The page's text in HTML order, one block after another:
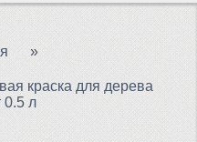
ТКАНЬ
»
краска для дерева
0.5 л